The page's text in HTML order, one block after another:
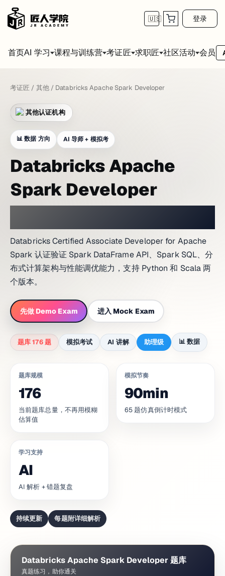
🇺🇸 登录
首页AI 学习 课程与训练营 考证匠 求职匠 社区活动 会员
考证匠 / 其他/ Databricks Apache Spark Developer
其他认证机构
📊 数据 方向 AI 导师 + 模拟考
Databricks Apache
Spark Developer
Databricks Certified Associate Developer for Apache
Spark 认证验证 Spark DataFrame API、Spark SQL、分
布式计算架构与性能调优能力，支持 Python 和 Scala 两
个版本。
先做 Demo Exam 进入 Mock Exam
题库 176 题 模拟考试 AI 讲解 助理级 📊数据
题库规模
176
当前题库总量，不再用模糊
估算值
模拟节奏
90min
65 题仿真倒计时模式
学习支持
AI
AI 解析 + 错题复盘
持续更新 每题附详细解析
Databricks Apache Spark Developer 题库
真题练习，助你通关